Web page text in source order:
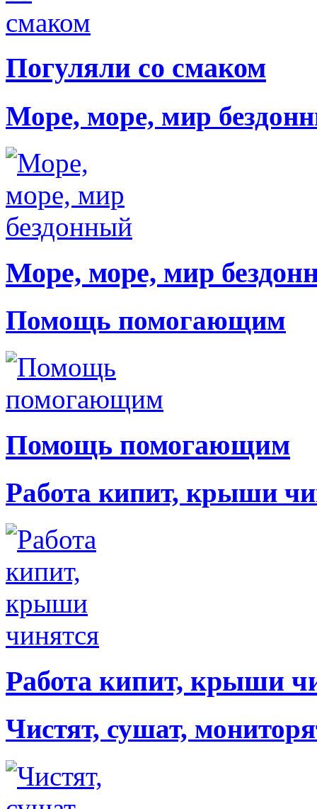
Погуляли со смаком
Море, море, мир
Море, море, мир
Помощь помогающим
Помощь помогающим
Работа кипит, крыши
Работа кипит, крыши
Чистят, сушат,